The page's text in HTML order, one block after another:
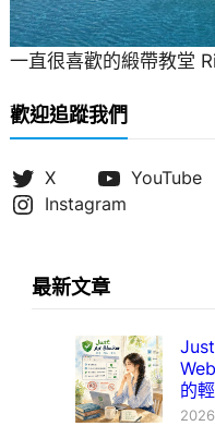
一直很喜歡的緞帶教堂
歡迎追蹤我們
X YouTube
Instagram
最新文章
的